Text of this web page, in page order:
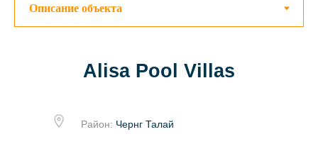
Район: Чернг Талай
Alisa Pool Villas